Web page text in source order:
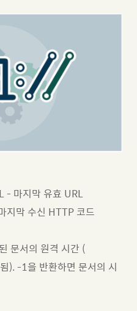
- 마지막 유효 URL
지막 수신 HTTP 코드
문서의 원격 시간 (
). -1을 반환하면 문서의 시